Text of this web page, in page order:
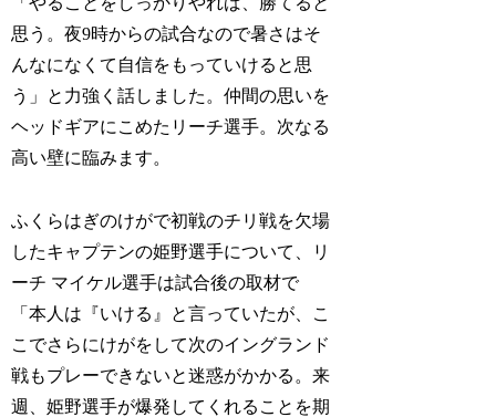
思う。夜9時からの試合なので暑さはそ
んなになくて自信をもっていけると思
う」と力強く話しました。仲間の思いを
ヘッドギアにこめたリーチ選手。次なる
高い壁に臨みます。
ふくらはぎのけがで初戦のチリ戦を欠場
したキャプテンの姫野選手について、リ
ーチ マイケル選手は試合後の取材で
「本人は『いける』と言っていたが、こ
こでさらにけがをして次のイングランド
戦もプレーできないと迷惑がかかる。来
週、姫野選手が爆発してくれることを期